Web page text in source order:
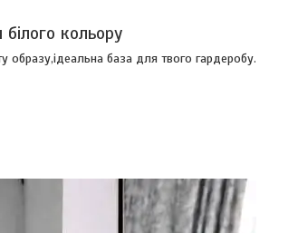
кольору
база для твого гардеробу.